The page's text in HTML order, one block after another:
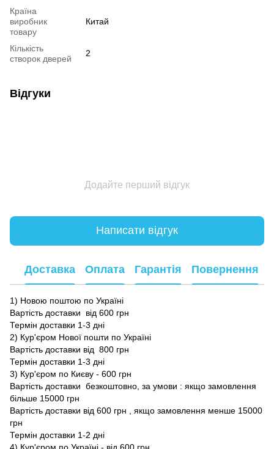
Країна
виробник
товару
Китай
Кількість
створок дверей
2
Відгуки
Додайте перший відгук
Написати відгук
Доставка Оплата Гарантія Повернення
1) Новою поштою по Україні
Вартість доставки від 600 грн
Термін доставки 1-3 дні
2) Кур'єром Нової пошти по Україні
Вартість доставки від 800 грн
Термін доставки 1-3 дні
3) Кур'єром по Києву - 600 грн
Вартість доставки безкоштовно, за умови : якщо замовлення
більше 15000 грн
Вартість доставки від 600 грн , якщо замовлення менше 15000
грн
Термін доставки 1-2 дні
4) Кур'єром по Україні - від 600 грн